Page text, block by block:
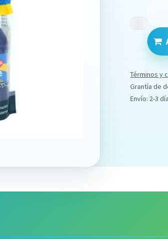
Términos y
Grantía de
Envío: 2-3